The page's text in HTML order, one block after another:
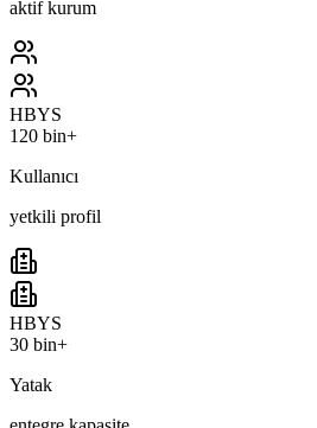
aktif kurum
HBYS
120 bin+
Kullanıcı
yetkili profil
HBYS
30 bin+
Yatak